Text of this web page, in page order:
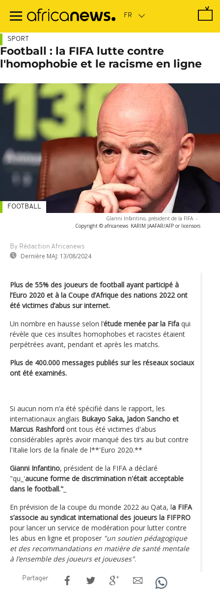
contenu
SPORT
Football : la FIFA lutte contre
l'homophobie et le racisme en ligne
GIanni Infantino, président de la FIFA -
Copyright © africanews KARIM JAAFAR/AFP or licensors
By Rédaction Africanews
Dernière MAJ: 13/08/2024
FOOTBALL
Plus de 55% des joueurs de football ayant participé à
l’Euro 2020 et à la Coupe d’Afrique des nations 2022 ont
été victimes d’abus sur internet.
Un nombre en hausse selon l’étude menée par la Fifa qui
révèle que ces insultes homophobes et racistes étaient
perpétrées avant, pendant et après les matchs.
Plus de 400.000 messages publiés sur les réseaux sociaux
ont été examinés.
Si aucun nom n’a été spécifié dans le rapport, les
internationaux anglais Bukayo Saka, Jadon Sancho et
Marcus Rashford ont tous été victimes d'abus
considérables après avoir manqué des tirs au but contre
l'Italie lors de la finale de l**'Euro 2020.**
Gianni Infantino, président de la FIFA a déclaré
"qu_'aucune forme de discrimination n'était acceptable
dans le football."
En prévision de la coupe du monde 2022 au Qata, la FIFA
s’associe au syndicat international des joueurs la FIFPRO
pour lancer un service de modération pour lutter contre
les abus en ligne et proposer "un soutien pédagogique
et des recommandations en matière de santé mentale
à l’ensemble des joueurs et joueuses".
Partager